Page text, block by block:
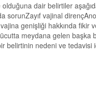
dair belirtiler
sorunZayıf vajinal
genişliği hakkında fikir
meydana gelen
belirtinin nedeni ve tedavisi